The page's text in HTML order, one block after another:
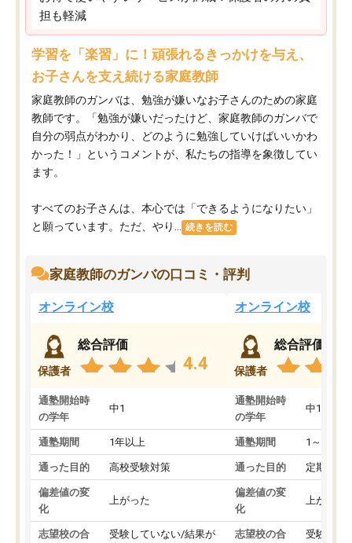
担も軽減
学習を「楽習」に！頑張れるきっかけを与え、
お子さんを支え続ける家庭教師
家庭教師のガンバは、勉強が嫌いなお子さんのための家庭
教師です。「勉強が嫌いだったけど、家庭教師のガンバで
自分の弱点がわかり、どのように勉強していけばいいかわ
かった！」というコメントが、私たちの指導を象徴してい
ます。
すべてのお子さんは、本心では「できるようになりたい」
と願っています。ただ、やり...
続きを読む
家庭教師のガンバの口コミ・評判
オンライン校
保護者
総合評価
4.4
通塾開始時
の学年
中1
通塾期間 1年以上
通った目的 高校受験対策
偏差値の変
化
上がった
志望校の合
受験していない/結果が
オンライン校
保護者
総合評価
通塾開始時
の学年
中1
通塾期間 1～3ヵ月
通った目的 定期テス
偏差値の変
化
上がった
志望校の合
受験して